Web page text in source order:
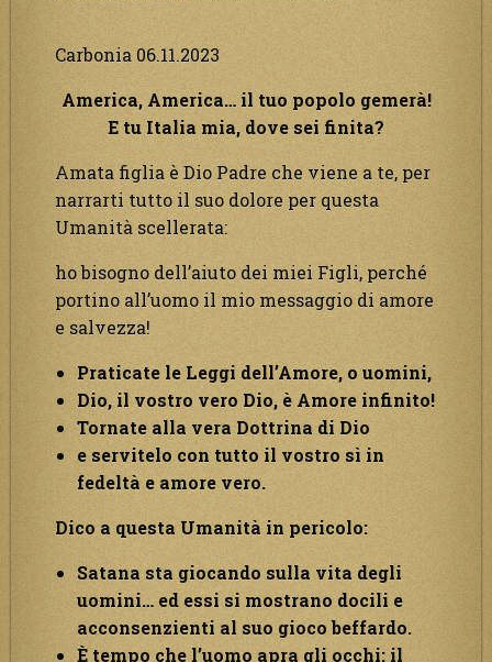
Carbonia 06.11.2023
America, America… il tuo popolo gemerà!
E tu Italia mia, dove sei finita?
Amata figlia è Dio Padre che viene a te, per
narrarti tutto il suo dolore per questa
Umanità scellerata:
ho bisogno dell’aiuto dei miei Figli, perché
portino all’uomo il mio messaggio di amore
e salvezza!
Praticate le Leggi dell’Amore, o uomini,
Dio, il vostro vero Dio, è Amore infinito!
Tornate alla vera Dottrina di Dio
e servitelo con tutto il vostro sì in
fedeltà e amore vero.
Dico a questa Umanità in pericolo:
Satana sta giocando sulla vita degli
uomini… ed essi si mostrano docili e
acconsenzienti al suo gioco beffardo.
È tempo che l’uomo apra gli occhi: il